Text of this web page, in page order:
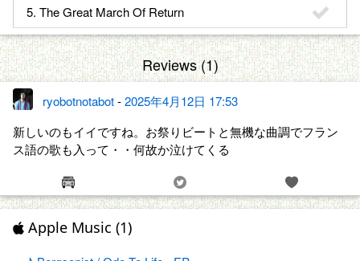
5. The Great March Of Return
Reviews (1)
ryobotnotabot-2025年4月12日 17:53
新しいのもイイですね。お祭りビートと無機な曲調でフラン
ス語の歌も入って・・何故か泣けてくる
Apple Music (1)